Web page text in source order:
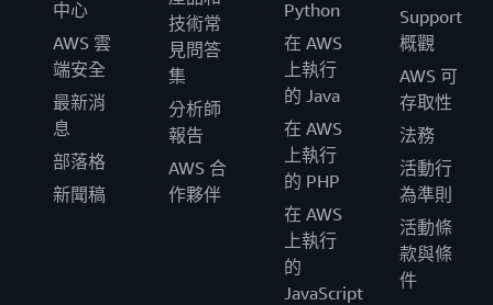
中心
AWS 雲
端安全
最新消
息
部落格
新聞稿
技術常
見問答
集
分析師
報告
AWS 合
作夥伴
Python
在 AWS
上執行
的 Java
在 AWS
上執行
的 PHP
在 AWS
上執行
的
JavaScript
Support
概觀
AWS 可
存取性
法務
活動行
為準則
活動條
款與條
件